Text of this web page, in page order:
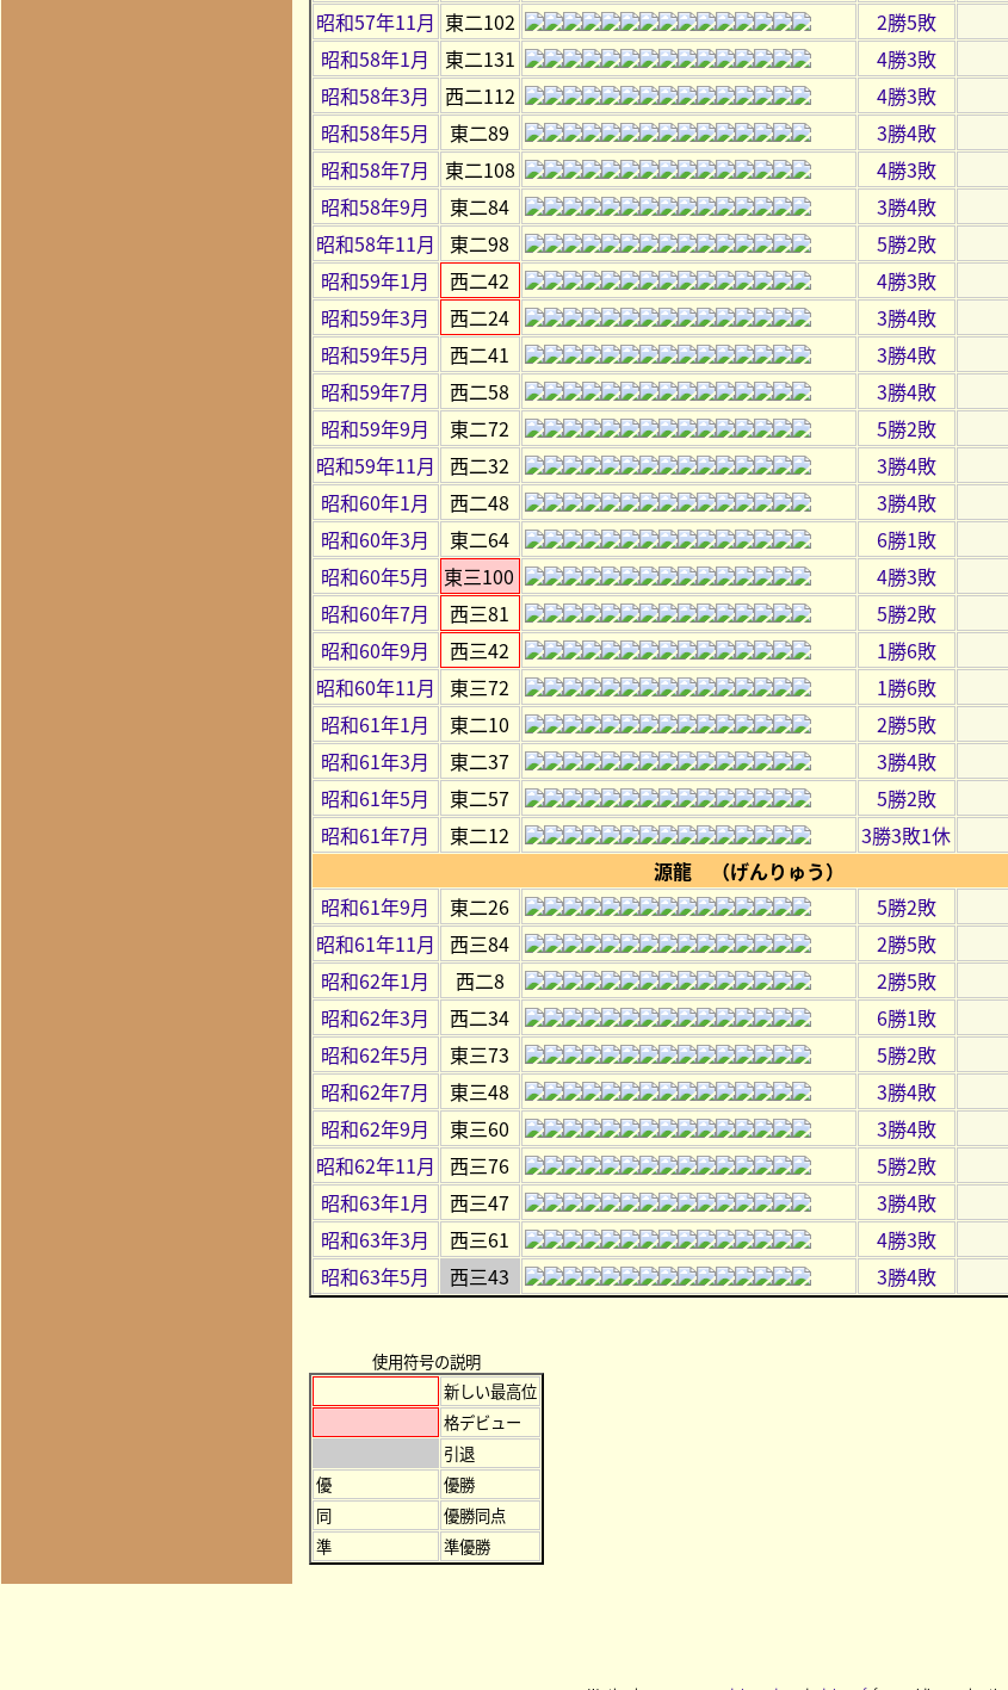
昭和57年11月 東二102
2勝5敗
昭和58年1月
東二131
4勝3敗
昭和58年3月
西二112 4勝3敗
昭和58年5月 東二89
3勝4敗
昭和58年7月
東二108
4勝3敗
昭和58年9月
東二84
3勝4敗
昭和58年11月
東二98
5勝2敗
昭和59年1月
西二42
4勝3敗
昭和59年3月
西二24
3勝4敗
昭和59年5月
西二41 3勝4敗
昭和59年7月 西二58
3勝4敗
昭和59年9月
東二72
5勝2敗
昭和59年11月
西二32
3勝4敗
昭和60年1月
西二48
3勝4敗
昭和60年3月
東二64
6勝1敗
昭和60年5月
東三100
4勝3敗
昭和60年7月
西三81
5勝2敗
昭和60年9月
西三42
1勝6敗
昭和60年11月
東三72 1勝6敗
昭和61年1月 東二10
2勝5敗
昭和61年3月
東二37
3勝4敗
昭和61年5月
東二57
5勝2敗
昭和61年7月
東二12
3勝3敗1休
源龍 （げんりゅう）
昭和61年9月
東二26
5勝2敗
昭和61年11月
西三84
2勝5敗
昭和62年1月
西二8
2勝5敗
昭和62年3月
西二34
6勝1敗
昭和62年5月
東三73
5勝2敗
昭和62年7月
東三48
3勝4敗
昭和62年9月
東三60
3勝4敗
昭和62年11月
西三76
5勝2敗
昭和63年1月
西三47
3勝4敗
昭和63年3月
西三61
4勝3敗
昭和63年5月
西三43 3勝4敗
使用符号の説明
新しい最高位
格デビュー
引退
優
優勝
同
優勝同点
準
準優勝